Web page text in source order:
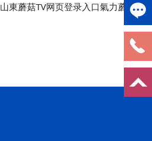
山東蘑菇TV网页登录入口氣力蘑菇网